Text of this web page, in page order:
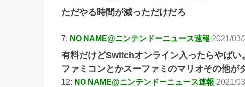
ただやる時間が減っただけだろ
7: NO NAME@ニンテンドーニュース速報 2021/03/
有料だけどSwitchオンライン入ったらやばい
ファミコンとかスーファミのマリオその他が
12: NO NAME@ニンテンドーニュース速報 2021/